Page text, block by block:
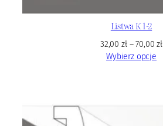
Listwa K 1-2
32,00zł–70,00zł
Wybierz opcje